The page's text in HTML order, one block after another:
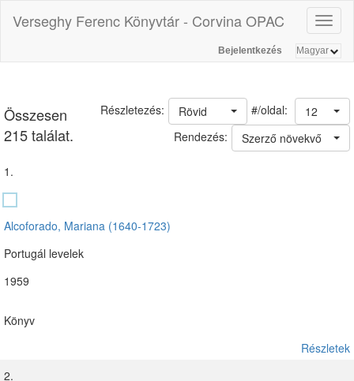
Verseghy Ferenc Könyvtár - Corvina OPAC
Bejelentkezés
Összesen
215 találat.
#/oldal: 12
Rövid
Részletezés:
Rendezés:
Szerző növekvő
1.
Alcoforado, Mariana (1640-1723)
Portugál levelek
1959
Könyv
Részletek
2.